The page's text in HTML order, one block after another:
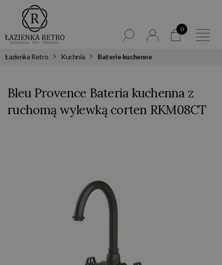
0
Łazienka Retro Kuchnia Baterie kuchenne
Bleu Provence Bateria kuchenna z
ruchomą wylewką corten RKM08CT